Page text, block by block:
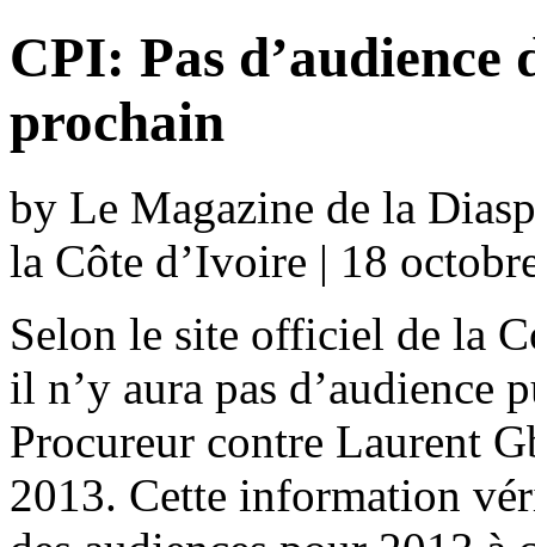
CPI: Pas d’audience
prochain
by Le Magazine de la
la Côte d’Ivoire | 18
Selon le site officiel de la
il n’y aura pas d’audience
Procureur contre Laurent
2013. Cette information